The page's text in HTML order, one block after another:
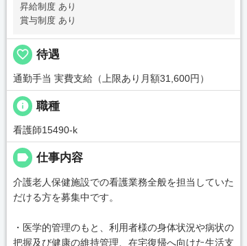
昇給制度 あり
賞与制度 あり
favorite_border 待遇
通勤手当 実費支給（上限あり月額31,600円）
info 職種
看護師15490-k
label 仕事内容
介護老人保健施設での看護業務全般を担当していた
だける方を募集中です。
・医学的管理のもと、利用者様の身体状況や病状の
把握及び健康の維持管理、在宅復帰へ向けた生活支